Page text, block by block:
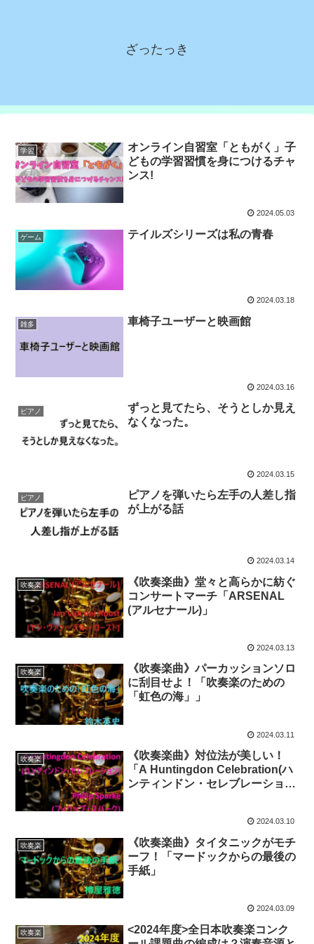
ざったっき
学習
オンライン自習室「ともがく」子
どもの学習習慣を身につけるチャ
ンス!
2024.05.03
ゲーム テイルズシリーズは私の青春
2024.03.18
雑多 車椅子ユーザーと映画館
2024.03.16
ピアノ
ずっと見てたら、そうとしか見え
なくなった。
2024.03.15
ピアノ
ピアノを弾いたら左手の人差し指
が上がる話
2024.03.14
吹奏楽
《吹奏楽曲》堂々と高らかに紡ぐ
コンサートマーチ「ARSENAL
(アルセナール)」
2024.03.13
吹奏楽
《吹奏楽曲》パーカッションソロ
に刮目せよ！「吹奏楽のための
「虹色の海」」
2024.03.11
吹奏楽
《吹奏楽曲》対位法が美しい！
「A Huntingdon Celebration(ハ
ンティンドン・セレブレーショ
2024.03.10
吹奏楽
《吹奏楽曲》タイタニックがモチ
ーフ！「マードックからの最後の
手紙」
2024.03.09
吹奏楽
<2024年度>全日本吹奏楽コンク